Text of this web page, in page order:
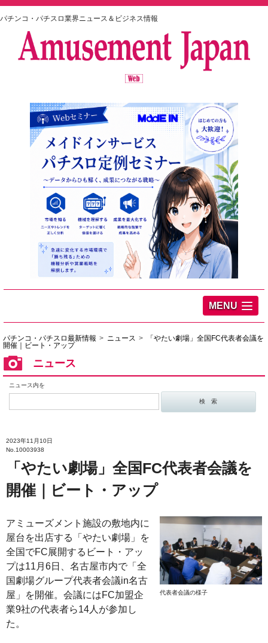
パチンコ・パチスロ業界ニュース＆ビジネス情報
MENU
パチンコ・パチスロ最新情報 ニュース
「やたい劇場」全国FC代表者会議を
開催｜ビート・アップ
ニュース
ニュース内を
2023年11月10日
No.10003938
「やたい劇場」全国FC代表者会議を
開催｜ビート・アップ
代表者会議の様子
アミューズメント施設の敷地内に
屋台を出店する「やたい劇場」を
全国でFC展開するビート・アッ
プは11月6日、名古屋市内で「全
国劇場グループ代表者会議in名古
屋」を開催。会議にはFC加盟企
業9社の代表者ら14人が参加し
た。